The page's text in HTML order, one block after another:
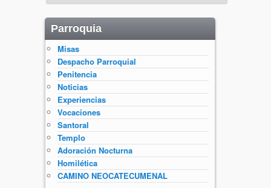
Parroquia
Misas
Despacho Parroquial
Penitencia
Noticias
Experiencias
Vocaciones
Santoral
Templo
Adoración Nocturna
Homilética
CAMINO NEOCATECUMENAL